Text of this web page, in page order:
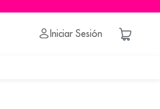
Iniciar Sesión